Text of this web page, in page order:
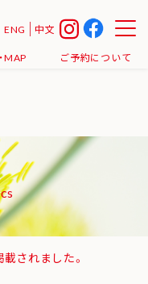
news/wp-
on line38
ENG
中文
MAP ご予約について
されました。